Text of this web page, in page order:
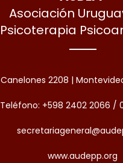
Asociación
Psicoterapia
Canelones 2208 |
Teléfono: +598 2402 2066 /
www.audepp.org